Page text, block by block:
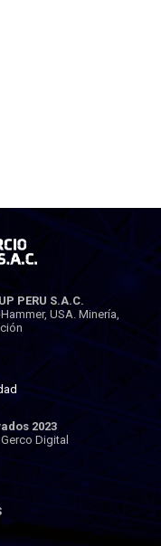
PERU S.A.C.
USA. Minería,
2023
Digital